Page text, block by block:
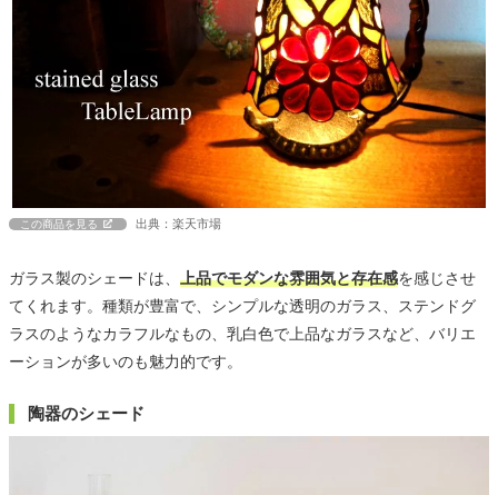
この商品を見る 出典：楽天市場
ガラス製のシェードは、 上品でモダンな雰囲気と存在感を感じさせ
てくれます。種類が豊富で、シンプルな透明のガラス、ステンドグ
ラスのようなカラフルなもの、乳白色で上品なガラスなど、バリエ
ーションが多いのも魅力的です。
陶器のシェード